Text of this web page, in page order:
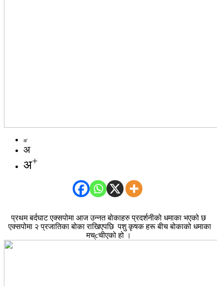
अ-
अ
अ+
प्रथम बर्दघाट एक्सपोमा आज उन्नत बोकाहरु प्रदर्शनीको धमाका भएको छ
एक्सपोमा २ प्रजातिका बोका राखिएपछि पशु कृषक हरू बीच बोकाको धमाका
मच्cचीएको हो ।